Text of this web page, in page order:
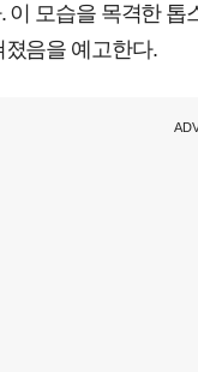
이 모습을 목격한 톱
음을 예고한다.